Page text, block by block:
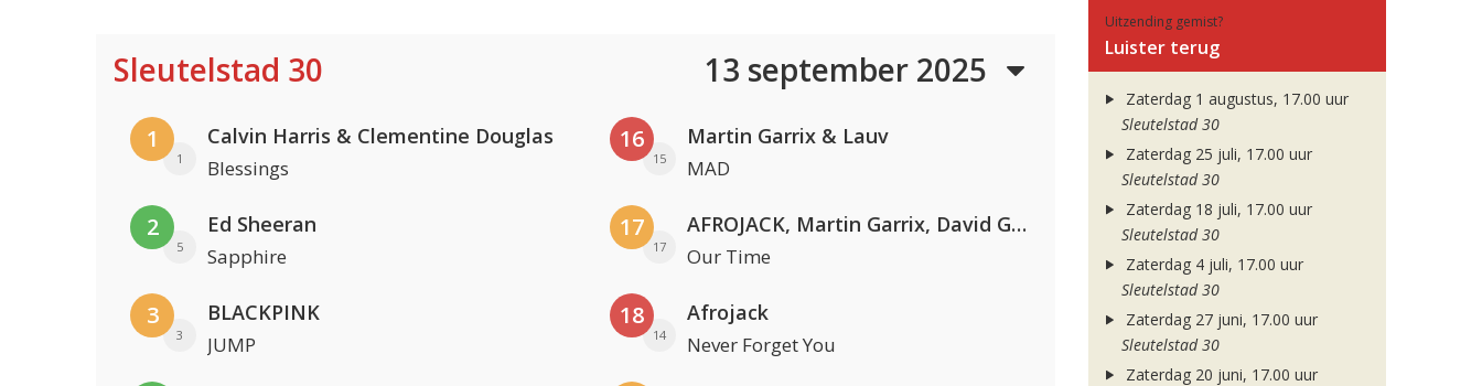
Sleutelstad 30 13 september 2025
1
1
Calvin Harris & Clementine Douglas
Blessings
2
5
Ed Sheeran
Sapphire
3
3
BLACKPINK
JUMP
16
15
Martin Garrix & Lauv
MAD
17
17
AFROJACK, Martin Garrix, David Guetta & Amél
Our Time
18
14
Afrojack
Never Forget You
Uitzending gemist?
Luister terug
Zaterdag 1 augustus, 17.00 uur
Sleutelstad 30
Zaterdag 25 juli, 17.00 uur
Sleutelstad 30
Zaterdag 18 juli, 17.00 uur
Sleutelstad 30
Zaterdag 4 juli, 17.00 uur
Sleutelstad 30
Zaterdag 27 juni, 17.00 uur
Sleutelstad 30
Zaterdag 20 juni, 17.00 uur